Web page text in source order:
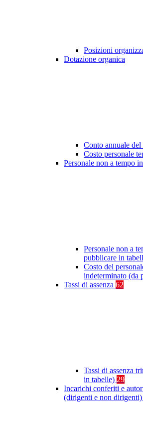
Posizioni
Dotazione organica
Conto annuale del
Costo personale
Personale non a tempo
Personale non a
pubblicare in
Costo del
indeterminato (da
Tassi di assenza 62
Tassi di assenza
in tabelle) 29
Incarichi conferiti e
(dirigenti e non dirigenti)